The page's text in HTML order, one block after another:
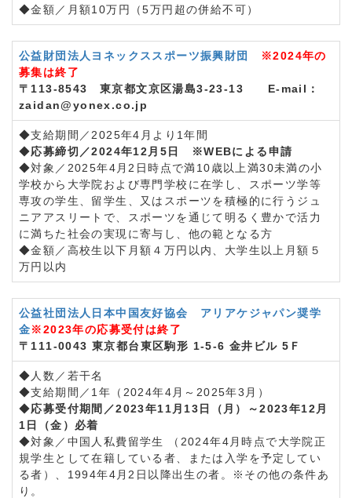
◆金額／月額10万円（5万円超の併給不可）
公益財団法人ヨネックススポーツ振興財団
※2024年の
募集は終了
〒113-8543 東京都文京区湯島3-23-13 E-mail：
zaidan@yonex.co.jp
◆支給期間／2025年4月より1年間
◆応募締切／2024年12月5日 ※WEBによる申請
◆対象／2025年4月2日時点で満10歳以上満30未満の小
学校から大学院および専門学校に在学し、スポーツ学等
専攻の学生、留学生、又はスポーツを積極的に行うジュ
ニアアスリートで、スポーツを通じて明るく豊かで活力
に満ちた社会の実現に寄与し、他の範となる方
◆金額／高校生以下月額４万円以内、大学生以上月額５
万円以内
公益社団法人日本中国友好協会 アリアケジャパン奨学
金※2023年の応募受付は終了
〒111-0043 東京都台東区駒形 1-5-6 金井ビル 5Ｆ
◆人数／若干名
◆支給期間／1年（2024年4月～2025年3月）
◆応募受付期間／2023年11月13日（月）～2023年12月
1日（金）必着
◆対象／中国人私費留学生 （2024年4月時点で大学院正
規学生として在籍している者、または入学を予定してい
る者）、1994年4月2日以降出生の者。※その他の条件あ
り。